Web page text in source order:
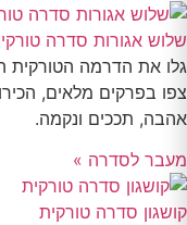
שלוש אגורות סדרה
גלו את הדרמה הטורקית
צפו בפרקים מלאים,
אהבה, תככים ונקמה.
מעבר לסדרה »
קושגון סדרה טורקית